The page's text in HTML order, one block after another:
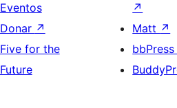
Eventos
Donar ↗
Five for the
Future
↗
Matt ↗
bbPress